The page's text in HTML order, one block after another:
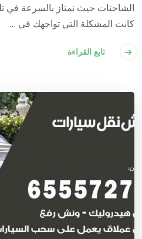
الشاحنات حيث نمتاز بالسرعة في
كانت المشكلة التي تواجهك في …
تابع القراءة